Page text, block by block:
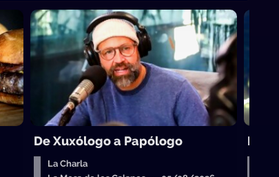
De Xuxólogo a Papólogo
La Charla